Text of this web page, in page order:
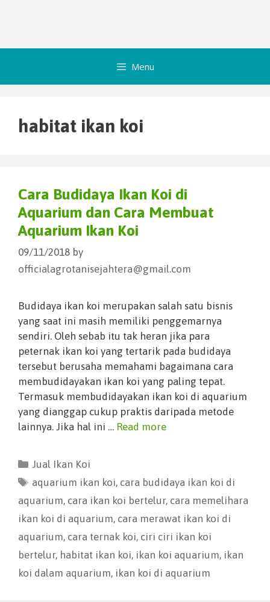
Menu
habitat ikan koi
Cara Budidaya Ikan Koi di
Aquarium dan Cara Membuat
Aquarium Ikan Koi
09/11/2018 by
officialagrotanisejahtera@gmail.com
Budidaya ikan koi merupakan salah satu bisnis
yang saat ini masih memiliki penggemarnya
sendiri. Oleh sebab itu tak heran jika para
peternak ikan koi yang tertarik pada budidaya
tersebut berusaha memahami bagaimana cara
membudidayakan ikan koi yang paling tepat.
Termasuk membudidayakan ikan koi di aquarium
yang dianggap cukup praktis daripada metode
lainnya. Jika hal ini … Read more
Jual Ikan Koi
aquarium ikan koi, cara budidaya ikan koi di
aquarium, cara ikan koi bertelur, cara memelihara
ikan koi di aquarium, cara merawat ikan koi di
aquarium, cara ternak koi, ciri ciri ikan koi
bertelur, habitat ikan koi, ikan koi aquarium, ikan
koi dalam aquarium, ikan koi di aquarium